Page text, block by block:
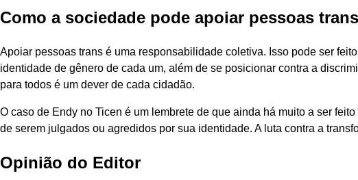
Como a sociedade pode apoiar pessoas trans
Apoiar pessoas trans é uma responsabilidade coletiva. Isso pode ser
identidade de gênero de cada um, além de se posicionar contra a
para todos é um dever de cada cidadão.
O caso de Endy no Ticen é um lembrete de que ainda há muito a ser
de serem julgados ou agredidos por sua identidade. A luta contra a
Opinião do Editor